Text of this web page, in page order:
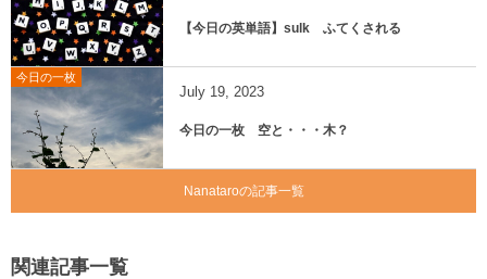
【今日の英単語】sulk ふてくされる
今日の一枚
July 19, 2023
今日の一枚 空と・・・木？
Nanataroの記事一覧
関連記事一覧